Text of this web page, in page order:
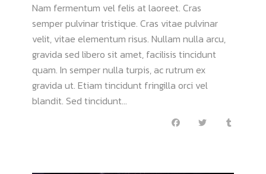
Nam fermentum vel felis at laoreet. Cras
semper pulvinar tristique. Cras vitae pulvinar
velit, vitae elementum risus. Nullam nulla arcu,
gravida sed libero sit amet, facilisis tincidunt
quam. In semper nulla turpis, ac rutrum ex
gravida ut. Etiam tincidunt fringilla orci vel
blandit. Sed tincidunt...